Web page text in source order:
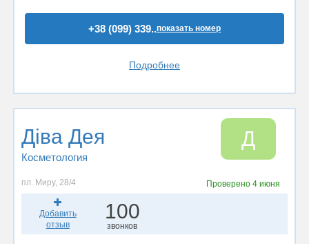
+38 (099) 339..показать номер
Подробнее
Діва Дея
Косметология
Д
пл. Миру, 28/4 Проверено4 июня
Добавить
отзыв
100
звонков